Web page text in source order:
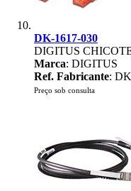
DK-1617-030
DIGITUS
Marca: DIGITUS
Ref. Fabricante:
Preço sob consulta